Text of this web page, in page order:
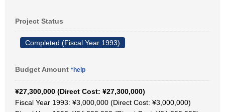
Project Status
Completed (Fiscal Year 1993)
Budget Amount *help
¥27,300,000 (Direct Cost: ¥27,300,000)
Fiscal Year 1993: ¥3,000,000 (Direct Cost: ¥3,000,000)